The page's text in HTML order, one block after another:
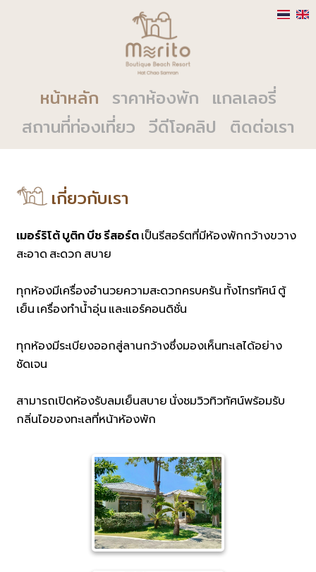
หน้าหลัก ราคาห้องพัก แกลเลอรี่
สถานที่ท่องเที่ยว วีดีโอคลิป ติดต่อเรา
เกี่ยวกับเรา
เมอร์ริโต้ บูติก บีช รีสอร์ตเป็นรีสอร์ตที่มีห้องพักกว้างขวาง
สะอาด สะดวก สบาย
ทุกห้องมีเครื่องอำนวยความสะดวกครบครัน ทั้งโทรทัศน์ ตู้
เย็น เครื่องทำน้ำอุ่น และแอร์คอนดิชั่น
ทุกห้องมีระเบียงออกสู่ลานกว้างซึ่งมองเห็นทะเลได้อย่าง
ชัดเจน
สามารถเปิดห้องรับลมเย็นสบาย นั่งชมวิวทิวทัศน์พร้อมรับ
กลิ่นไอของทะเลที่หน้าห้องพัก